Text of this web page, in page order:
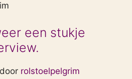
een stukje
rolstoelpelgrim